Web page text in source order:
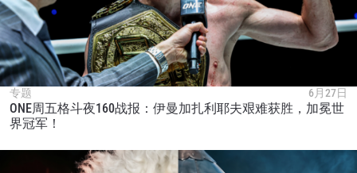
专题 6月27日
ONE周五格斗夜160战报：伊曼加扎利耶夫艰难获胜，加冕世
界冠军！